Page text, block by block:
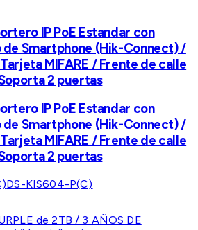
IP PoE Estandar con
de Smartphone (Hik-Connect) /
MIFARE / Frente de calle
2 puertas
IP PoE Estandar con
de Smartphone (Hik-Connect) /
MIFARE / Frente de calle
2 puertas
DS-KIS604-P(C)